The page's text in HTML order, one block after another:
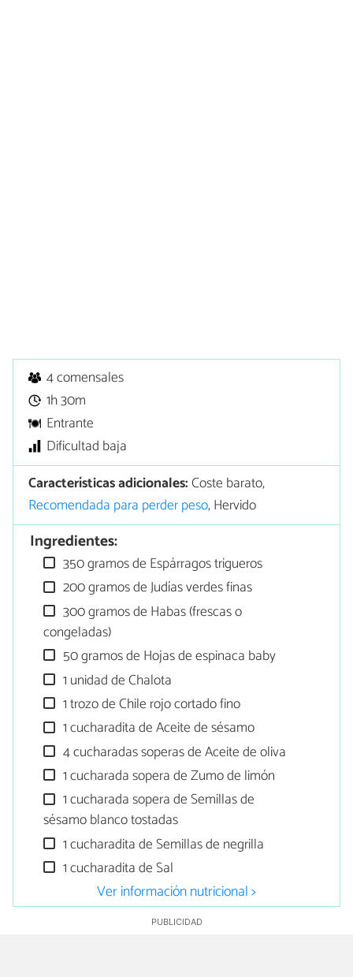
4 comensales
1h 30m
Entrante
Dificultad baja
Características adicionales:Coste barato,
Recomendada para perder peso, Hervido
Ingredientes:
350 gramos de Espárragos trigueros
200 gramos de Judías verdes finas
300 gramos de Habas (frescas o
congeladas)
50 gramos de Hojas de espinaca baby
1 unidad de Chalota
1 trozo de Chile rojo cortado fino
1 cucharadita de Aceite de sésamo
4 cucharadas soperas de Aceite de oliva
1 cucharada sopera de Zumo de limón
1 cucharada sopera de Semillas de
sésamo blanco tostadas
1 cucharadita de Semillas de negrilla
1 cucharadita de Sal
Ver información nutricional >